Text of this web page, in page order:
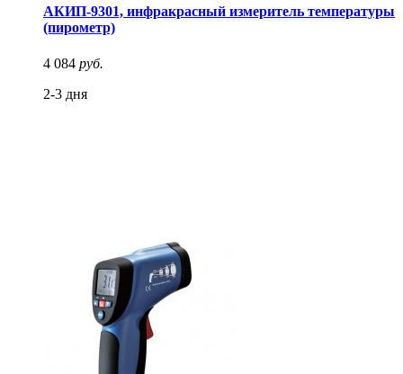
АКИП-9301, инфракрасный измеритель температуры
(пирометр)
4 084 руб.
2-3 дня